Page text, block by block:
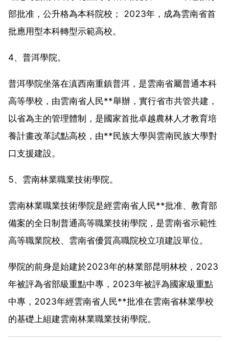
部批准，公升格為本科院校； 2023年，成為雲南省首
批應用型本科轉型示範高校。
4、普洱學院。
普洱學院坐落在滇西南重鎮普洱，是雲南省屬普通本科
高等學校，由雲南省人民**舉辦，實行省市共管共建，
以省為主的管理體制，是國家首批卓越農林人才教育培
養計畫改革試點高校，由**民族大學與雲南民族大學對
口支援建設。
5、雲南林業職業技術學院。
雲南林業職業技術學院是經雲南省人民**批准、教育部
備案的全日制普通高等職業技術學院，是雲南省示範性
高等職業院校、雲南省優質高職院校立項建設單位。
學院的前身是始建於2023年的林業部昆明林校，2023
年被評為省部級重點中專，2023年被評為國家級重點
中專，2023年經雲南省人民**批准在雲南省林業學校
的基礎上組建雲南林業職業技術學院。